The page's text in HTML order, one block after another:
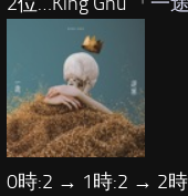
0時:2 → 1時:2 → 2